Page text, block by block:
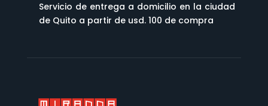
Servicio de entrega a domicilio en la ciudad
de Quito a partir de usd. 100 de compra